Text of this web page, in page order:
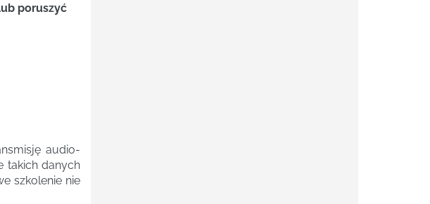
poruszyć
audio-
takich danych
szkolenie nie